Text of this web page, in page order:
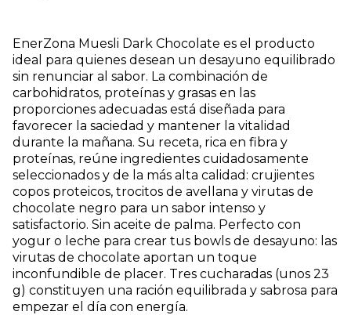
EnerZona Muesli Dark Chocolate es el producto
ideal para quienes desean un desayuno equilibrado
sin renunciar al sabor. La combinación de
carbohidratos, proteínas y grasas en las
proporciones adecuadas está diseñada para
favorecer la saciedad y mantener la vitalidad
durante la mañana. Su receta, rica en fibra y
proteínas, reúne ingredientes cuidadosamente
seleccionados y de la más alta calidad: crujientes
copos proteicos, trocitos de avellana y virutas de
chocolate negro para un sabor intenso y
satisfactorio. Sin aceite de palma. Perfecto con
yogur o leche para crear tus bowls de desayuno: las
virutas de chocolate aportan un toque
inconfundible de placer. Tres cucharadas (unos 23
g) constituyen una ración equilibrada y sabrosa para
empezar el día con energía.